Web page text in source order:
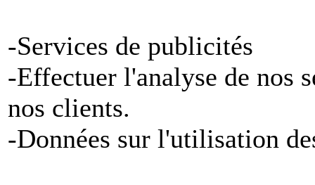
-Services de publicités
-Effectuer l'analyse de nos
nos clients.
-Données sur l'utilisation